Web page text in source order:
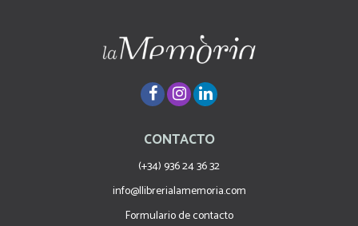
CONTACTO
(+34) 936 24 36 32
info@llibrerialamemoria.com
Formulario de contacto